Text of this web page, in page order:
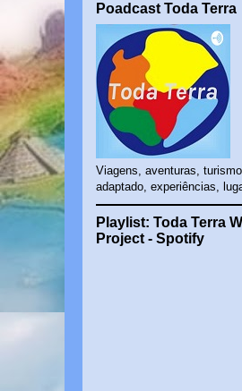
Poadcast Toda Terra
Viagens, aventuras,
adaptado, experiências,
Playlist: Toda Terra
Project - Spotify